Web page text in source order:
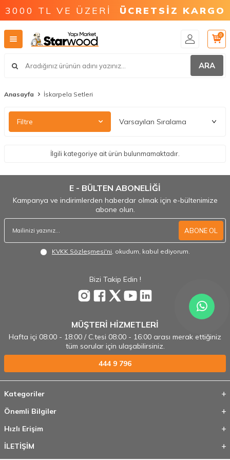
3000 TL VE ÜZERİ ÜCRETSİZ KARGO
ARA
0
Anasayfa İskarpela Setleri
Filtre
İlgili kategoriye ait ürün bulunmamaktadır.
E - BÜLTEN ABONELİĞİ
Kampanya ve indirimlerden haberdar olmak için e-bültenimize
abone olun.
ABONE OL
KVKK Sözleşmesi'ni, okudum, kabul ediyorum.
Bizi Takip Edin !
MÜŞTERİ HİZMETLERİ
Hafta içi 08:00 - 18:00 / C.tesi 08:00 - 16:00 arası merak ettiğiniz
tüm sorular için ulaşabilirsiniz.
444 9 796
Kategoriler
Önemli Bilgiler
Hızlı Erişim
İLETİŞİM